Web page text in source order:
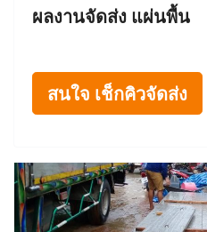
ผลงานจัดส่ง แผ่นพื้น
สนใจ เช็กคิวจัดส่ง